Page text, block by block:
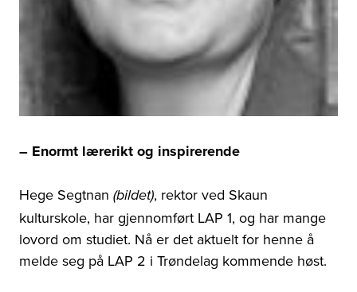
– Enormt lærerikt og inspirerende
Hege Segtnan (bildet), rektor ved Skaun
kulturskole, har gjennomført LAP 1, og har mange
lovord om studiet. Nå er det aktuelt for henne å
melde seg på LAP 2 i Trøndelag kommende høst.